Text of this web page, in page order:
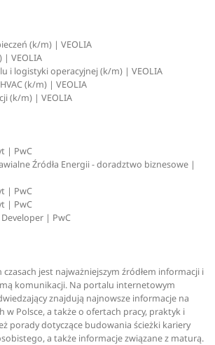
(k/m) | VEOLIA
| VEOLIA
i logistyki operacyjnej (k/m) | VEOLIA
(k/m) | VEOLIA
(k/m) | VEOLIA
| PwC
Źródła Energii - doradztwo biznesowe |
| PwC
| PwC
| PwC
jest najważniejszym źródłem informacji i
komunikacji. Na portalu internetowym
znajdują najnowsze informacje na
w Polsce, a także o ofertach pracy, praktyk i
porady dotyczące budowania ścieżki kariery
a także informacje związane z maturą.